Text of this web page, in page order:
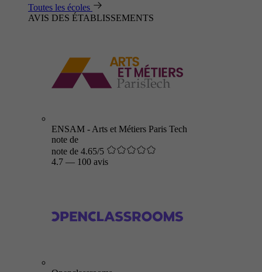
Toutes les écoles
AVIS DES ÉTABLISSEMENTS
ENSAM - Arts et Métiers Paris Tech
note de
note de 4.65/5
4.7 — 100 avis